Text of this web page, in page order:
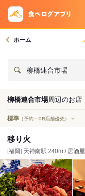
ホーム
柳橋連合市場
柳橋連合市場周辺のお店
標準 （予約・PR店舗優先）
移り火
[福岡] 天神南駅 240m / 居酒屋